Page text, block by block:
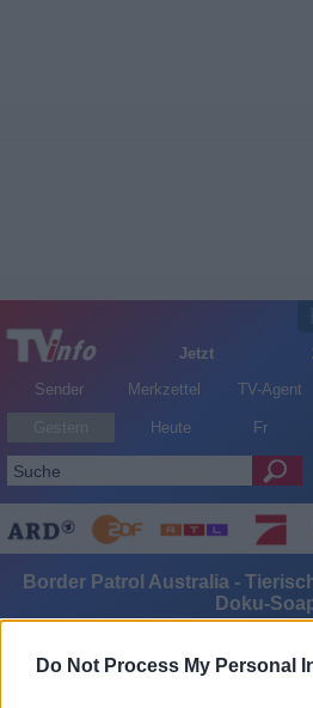
Do Not Process My Personal
Jetzt
Sender
Merkzettel TV-Agent
Heute Fr
Border Patrol Australia -
Doku-